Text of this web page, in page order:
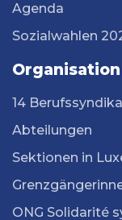
Agenda
Sozialwahlen
Organisation
14
Abteilungen
Sektionen in
ONG Solidarité